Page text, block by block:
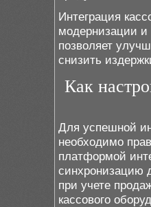
Интеграция
модернизации и
позволяет
снизить
Как
Для успешной
необходимо
платформой
синхронизацию
при учете
кассового